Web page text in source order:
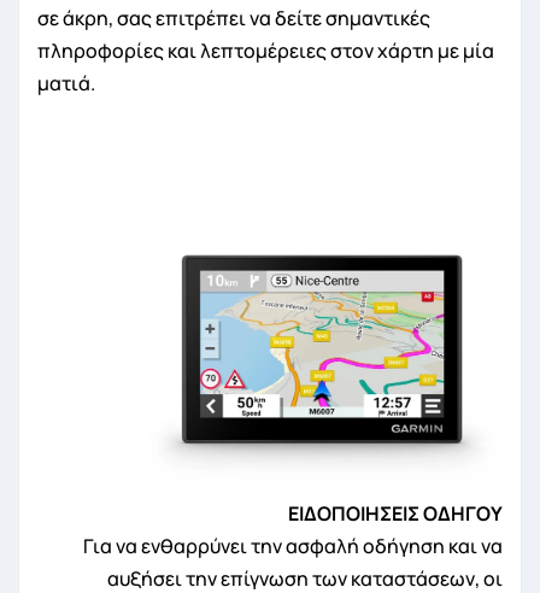
σε άκρη, σας επιτρέπει να δείτε σημαντικές
πληροφορίες και λεπτομέρειες στον χάρτη με μία
ματιά.
ΕΙΔΟΠΟΙΗΣΕΙΣ ΟΔΗΓΟΥ
Για να ενθαρρύνει την ασφαλή οδήγηση και να
αυξήσει την επίγνωση των καταστάσεων, οι